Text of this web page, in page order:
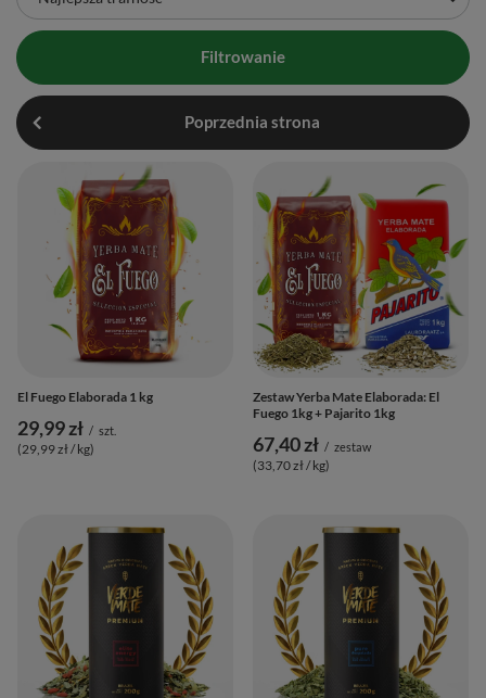
Filtrowanie
Poprzednia strona
El Fuego Elaborada 1 kg
29,99 zł / szt.
(29,99 zł / kg)
Zestaw Yerba Mate Elaborada: El
Fuego 1kg + Pajarito 1kg
67,40 zł / zestaw
(33,70 zł / kg)